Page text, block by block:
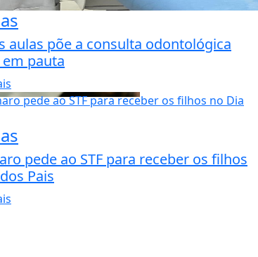
aulas põe a consulta odontológica
pauta
pede ao STF para receber os filhos
Pais